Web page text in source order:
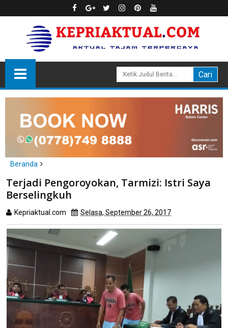
Beranda
headline
Terjadi Pengoroyokan, Tarmizi: Istri Saya Berselingkuh
Terjadi Pengoroyokan, Tarmizi: Istri Saya
Berselingkuh
Kepriaktual.com Selasa, September 26, 2017